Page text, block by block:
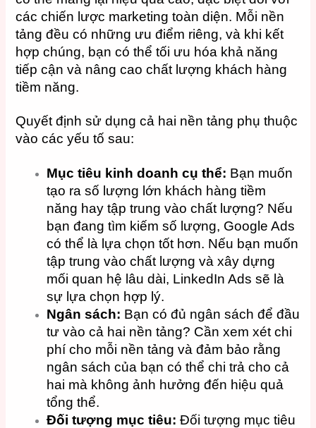
các chiến lược marketing toàn diện. Mỗi nền
tảng đều có những ưu điểm riêng, và khi kết
hợp chúng, bạn có thể tối ưu hóa khả năng
tiếp cận và nâng cao chất lượng khách hàng
tiềm năng.
Quyết định sử dụng cả hai nền tảng phụ thuộc
vào các yếu tố sau:
Mục tiêu kinh doanh cụ thể: Bạn muốn
tạo ra số lượng lớn khách hàng tiềm
năng hay tập trung vào chất lượng? Nếu
bạn đang tìm kiếm số lượng, Google Ads
có thể là lựa chọn tốt hơn. Nếu bạn muốn
tập trung vào chất lượng và xây dựng
mối quan hệ lâu dài, LinkedIn Ads sẽ là
sự lựa chọn hợp lý.
Ngân sách: Bạn có đủ ngân sách để đầu
tư vào cả hai nền tảng? Cần xem xét chi
phí cho mỗi nền tảng và đảm bảo rằng
ngân sách của bạn có thể chi trả cho cả
hai mà không ảnh hưởng đến hiệu quả
tổng thể.
Đối tượng mục tiêu: Đối tượng mục tiêu